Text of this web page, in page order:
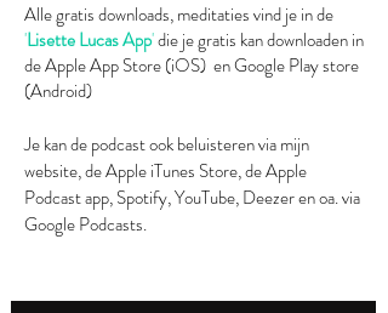
Alle gratis downloads, meditaties vind je in de
'Lisette Lucas App'die je gratis kan downloaden in
de Apple App Store (iOS) en Google Play store
(Android)
Je kan de podcast ook beluisteren via mijn
website, de Apple iTunes Store, de Apple
Podcast app, Spotify, YouTube, Deezer en oa. via
Google Podcasts.